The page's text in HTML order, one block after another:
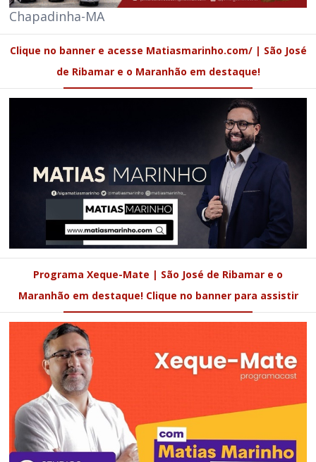
Chapadinha-MA
Clique no banner e acesse Matiasmarinho.com/ | São José
de Ribamar e o Maranhão em destaque!
Programa Xeque-Mate | São José de Ribamar e o
Maranhão em destaque! Clique no banner para assistir